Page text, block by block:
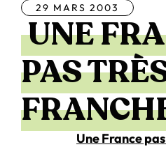
29 MARS 2003
UNE
PAS
Une France